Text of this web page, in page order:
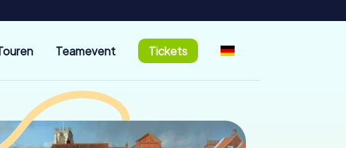
Teamevent Tickets